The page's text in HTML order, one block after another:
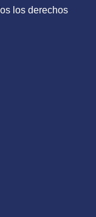
los derechos